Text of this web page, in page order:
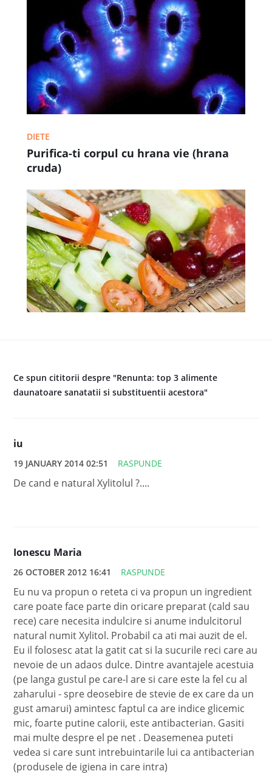
DIETE
Purifica-ti corpul cu hrana vie (hrana
cruda)
Ce spun cititorii despre "Renunta: top 3 alimente
daunatoare sanatatii si substituentii acestora"
iu
19 JANUARY 2014 02:51 RASPUNDE
De cand e natural Xylitolul ?....
Ionescu Maria
26 OCTOBER 2012 16:41 RASPUNDE
Eu nu va propun o reteta ci va propun un ingredient
care poate face parte din oricare preparat (cald sau
rece) care necesita indulcire si anume indulcitorul
natural numit Xylitol. Probabil ca ati mai auzit de el.
Eu il folosesc atat la gatit cat si la sucurile reci care au
nevoie de un adaos dulce. Dintre avantajele acestuia
(pe langa gustul pe care-l are si care este la fel cu al
zaharului - spre deosebire de stevie de ex care da un
gust amarui) amintesc faptul ca are indice glicemic
mic, foarte putine calorii, este antibacterian. Gasiti
mai multe despre el pe net . Deasemenea puteti
vedea si care sunt intrebuintarile lui ca antibacterian
(produsele de igiena in care intra)